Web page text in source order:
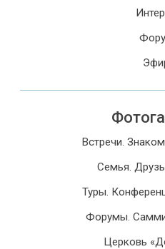
Встречи.
Семья.
Туры.
Форумы.
Церковь